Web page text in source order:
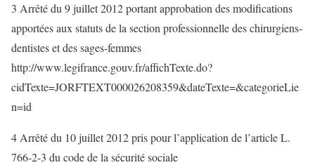
3 Arrêté du 9 juillet 2012 portant approbation des modifications
apportées aux statuts de la section professionnelle des chirurgiens-
dentistes et des sages-femmes
http://www.legifrance.gouv.fr/affichTexte.do?
cidTexte=JORFTEXT000026208359&dateTexte=&categorieLie
n=id
4 Arrêté du 10 juillet 2012 pris pour l’application de l’article L.
766-2-3 du code de la sécurité sociale